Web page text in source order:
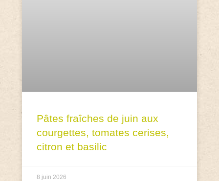
Pâtes fraîches de juin aux
courgettes, tomates cerises,
citron et basilic
8 juin 2026